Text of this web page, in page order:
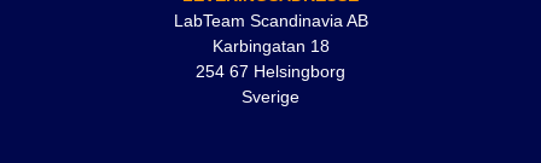
LabTeam Scandinavia AB
Karbingatan 18
254 67 Helsingborg
Sverige